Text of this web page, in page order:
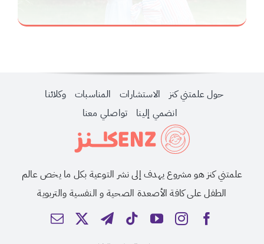
حول علمتني كنز الاستشارات المناسبات
وكلائنا
انضمي إلينا
تواصلي معنا
علمتني كنز هو مشروع يهدف إلى نشر التوعية بكل ما يخص عالم
الطفل على كافة الأصعدة الصحية و النفسية والتربوية